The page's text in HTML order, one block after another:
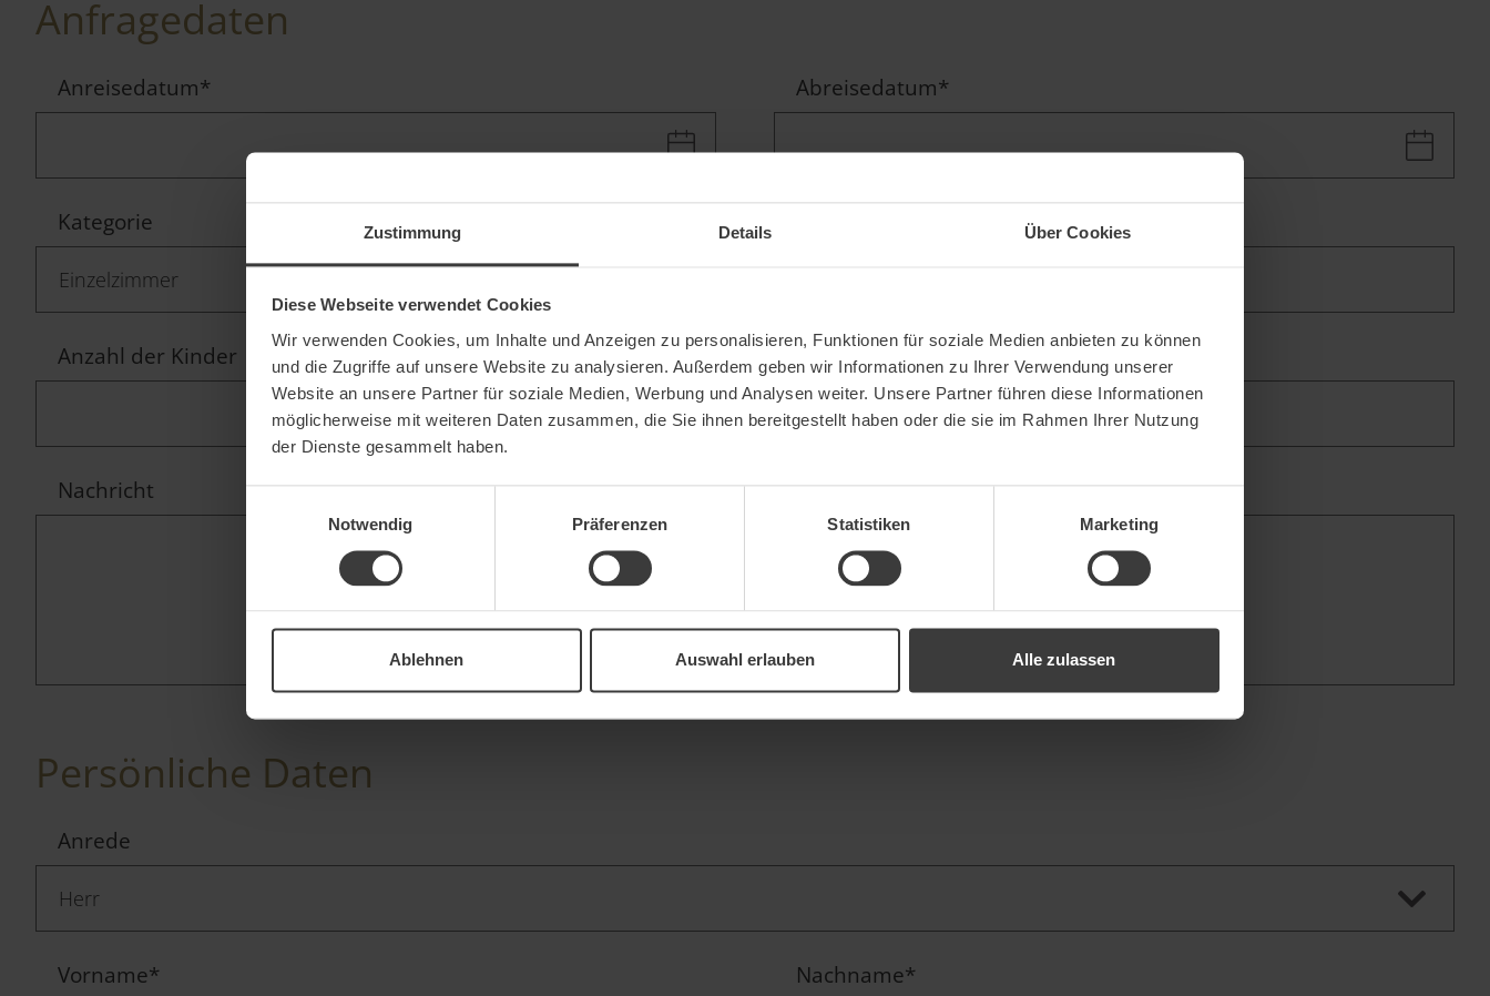
Zustimmung Details Über Cookies
Diese Webseite verwendet Cookies
Wir verwenden Cookies, um Inhalte und Anzeigen zu personalisieren, Funktionen für soziale Medien anbieten zu können
und die Zugriffe auf unsere Website zu analysieren. Außerdem geben wir Informationen zu Ihrer Verwendung unserer
Website an unsere Partner für soziale Medien, Werbung und Analysen weiter. Unsere Partner führen diese Informationen
möglicherweise mit weiteren Daten zusammen, die Sie ihnen bereitgestellt haben oder die sie im Rahmen Ihrer Nutzung
der Dienste gesammelt haben.
Notwendig
Präferenzen Statistiken Marketing
Ablehnen Auswahl erlauben Alle zulassen
Anfragedaten
Anreisedatum* Abreisedatum*
Kategorie Anzahl der Erwachsenen
Anzahl der Kinder Alter der Kinder
Nachricht
Persönliche Daten
Anrede
Vorname* Nachname*